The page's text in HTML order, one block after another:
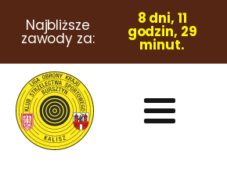
Najbliższe
zawody za:
8 dni, 11
godzin, 29
minut.